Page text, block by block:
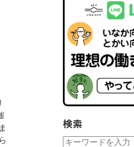
検索